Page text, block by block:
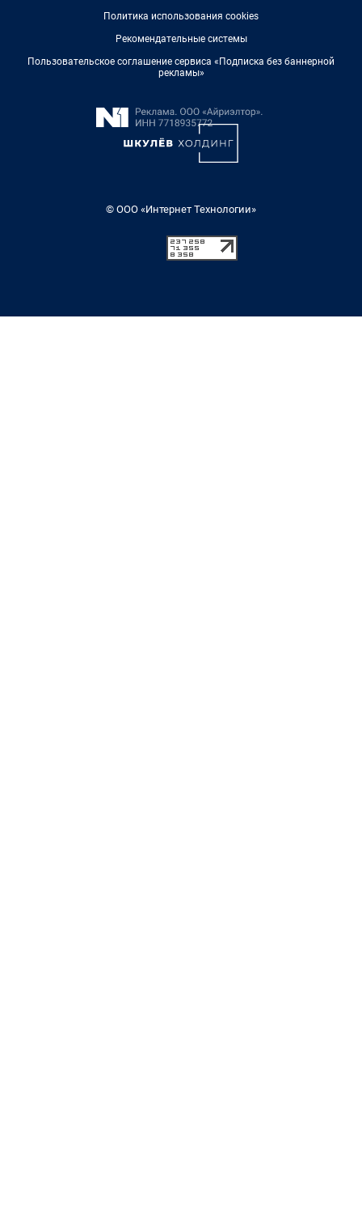
Политика использования cookies
Рекомендательные системы
Пользовательское соглашение сервиса «Подписка без баннерной
рекламы»
© ООО «Интернет Технологии»